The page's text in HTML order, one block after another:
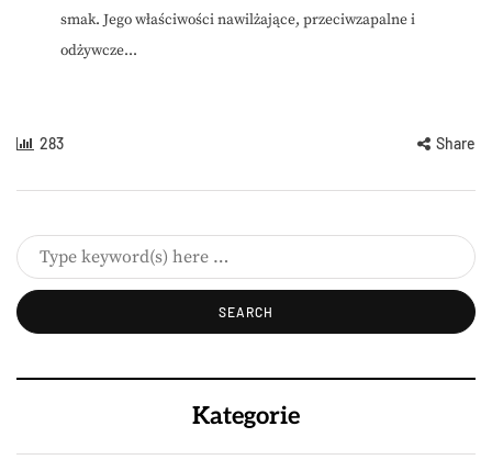
smak. Jego właściwości nawilżające, przeciwzapalne i
odżywcze...
283 Share
Kategorie